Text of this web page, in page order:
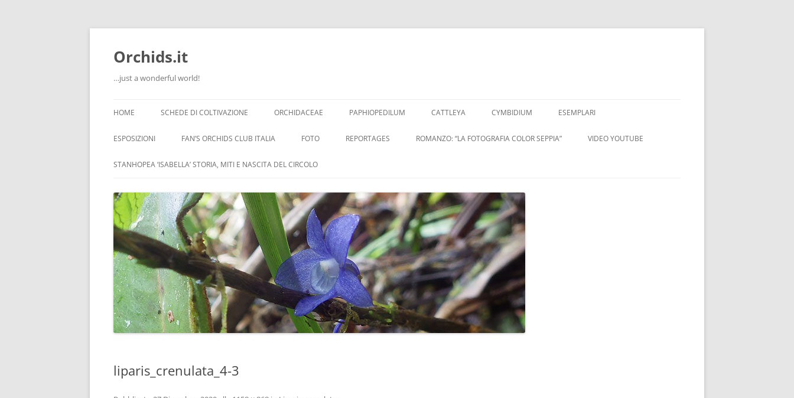
Orchids.it
…just a wonderful world!
al
HOME
INFO
LA SERRA DI GUIDO
SCHEDE DI COLTIVAZIONE ORCHIDACEAE PAPHIOPEDILUM CATTLEYA CYMBIDIUM ESEMPLARI
ESPOSIZIONI FAN’S ORCHIDS CLUB ITALIA FOTO REPORTAGES ROMANZO: “LA FOTOGRAFIA COLOR SEPPIA” VIDEO YOUTUBE
STANHOPEA ‘ISABELLA’ STORIA, MITI E NASCITA DEL CIRCOLO
liparis_crenulata_4-3